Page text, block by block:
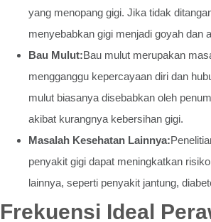
yang menopang gigi. Jika tidak
menyebabkan gigi menjadi goyah dan
Bau Mulut:Bau mulut merupakan
mengganggu kepercayaan diri dan
mulut biasanya disebabkan oleh
akibat kurangnya kebersihan gigi.
Masalah Kesehatan Lainnya:
penyakit gigi dapat meningkatkan
lainnya, seperti penyakit jantung,
Frekuensi Ideal